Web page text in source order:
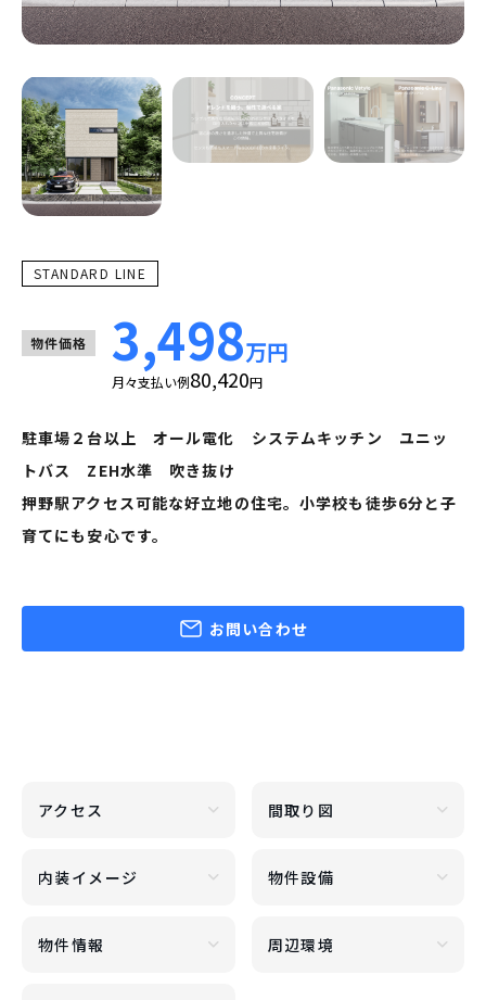
STANDARD LINE
物件価格 3,498万円
月々支払い例80,420円
駐車場２台以上 オール電化 システムキッチン ユニッ
トバス ZEH水準 吹き抜け
押野駅アクセス可能な好立地の住宅。小学校も徒歩6分と子
育てにも安心です。
お問い合わせ
アクセス 間取り図
内装イメージ 物件設備
物件情報 周辺環境